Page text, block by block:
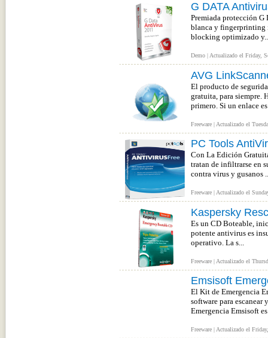
G DATA
Premiada protección G
blanca y fingerprinting
blocking optimizado
Demo | Actualizado el Friday,
AVG
El producto de
gratuita, para siempre.
primero. Si un enlace
Freeware | Actualizado el
PC Tools
Con La Edición
tratan de infiltrarse en
contra virus y gusanos
Freeware | Actualizado el
Kaspersky
Es un CD Boteable,
potente antivirus es
operativo. La s...
Freeware | Actualizado el
Emsisoft
El Kit de Emergencia
software para
Emergencia Emsisoft
Freeware | Actualizado el